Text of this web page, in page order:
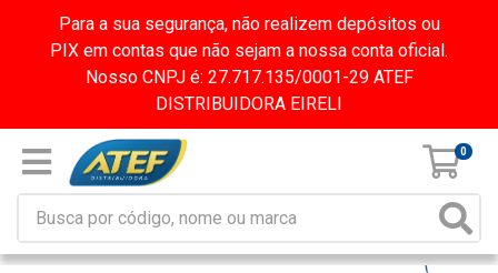
Para a sua segurança, não realizem depósitos ou
PIX em contas que não sejam a nossa conta oficial.
Nosso CNPJ é: 27.717.135/0001-29 ATEF
DISTRIBUIDORA EIRELI
0